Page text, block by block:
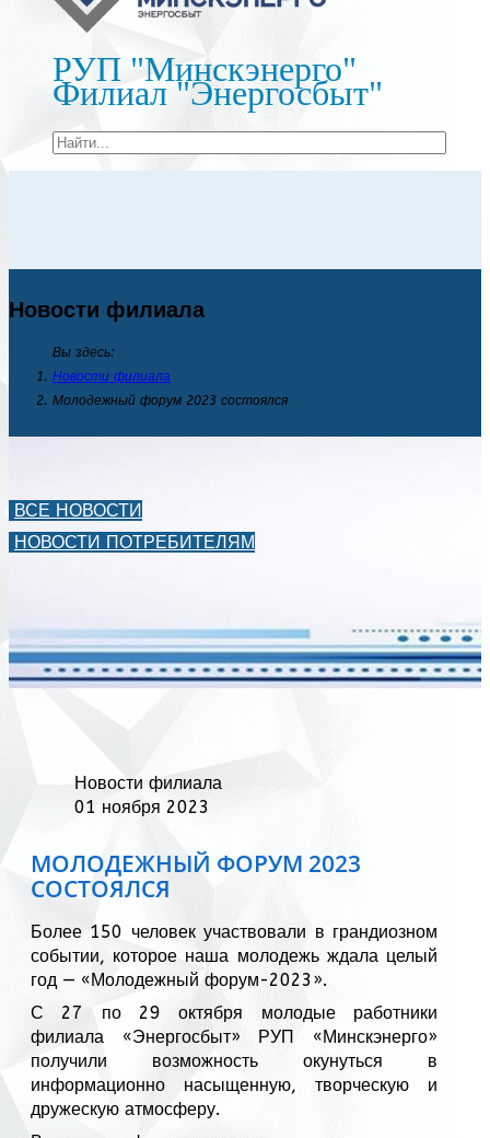
РУП "Минскэнерго"
Филиал "Энергосбыт"
Новости филиала
Вы здесь:
Новости филиала
Молодежный форум 2023 состоялся
ВСЕ НОВОСТИ
НОВОСТИ ПОТРЕБИТЕЛЯМ
Новости филиала
01 ноября 2023
МОЛОДЕЖНЫЙ ФОРУМ 2023
СОСТОЯЛСЯ
Более 150 человек участвовали в грандиозном
событии, которое наша молодежь ждала целый
год — «Молодежный форум-2023».
С 27 по 29 октября молодые работники
филиала «Энергосбыт» РУП «Минскэнерго»
получили возможность окунуться в
информационно насыщенную, творческую и
дружескую атмосферу.